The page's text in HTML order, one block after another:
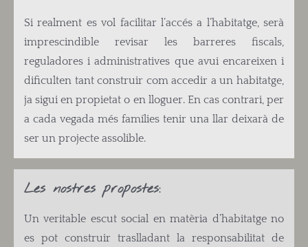
Si realment es vol facilitar l’accés a l’habitatge, serà
imprescindible revisar les barreres fiscals,
reguladores i administratives que avui encareixen i
dificulten tant construir com accedir a un habitatge,
ja sigui en propietat o en lloguer. En cas contrari, per
a cada vegada més famílies tenir una llar deixarà de
ser un projecte assolible.
Les nostres propostes:
Un veritable escut social en matèria d’habitatge no
es pot construir traslladant la responsabilitat de